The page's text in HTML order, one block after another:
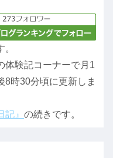
体験記コーナーで月1
8時30分頃に更新しま
』 の続きです。